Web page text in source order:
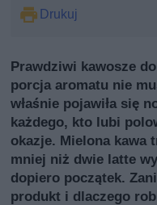
Drukuj
Prawdziwi kawosze
porcja aromatu nie
właśnie pojawiła się
każdego, kto lubi
okazje. Mielona kawa
mniej niż dwie latte
dopiero początek.
produkt i dlaczego